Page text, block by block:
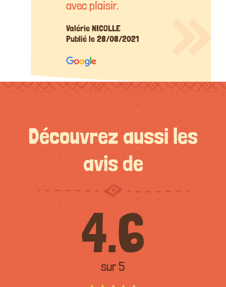
avec plaisir.
Valérie NICOLLE
Publié le 28/08/2021
Découvrez aussi les
avis de
4.6
sur 5